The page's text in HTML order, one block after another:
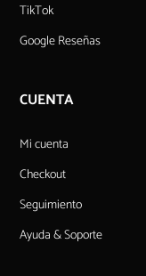
TikTok
Google Reseñas
CUENTA
Mi cuenta
Checkout
Seguimiento
Ayuda & Soporte